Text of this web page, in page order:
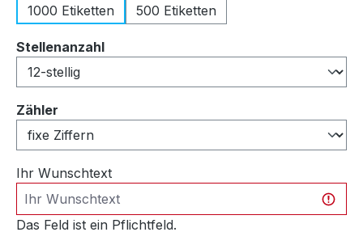
1000 Etiketten
500 Etiketten
Stellenanzahlauswählen
Zähler
Ihr Wunschtext
Das Feld ist ein Pflichtfeld.